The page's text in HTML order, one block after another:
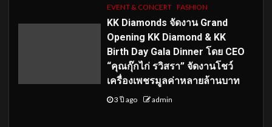
EVENT & CONCERT FASHION
KK Diamonds จัดงาน Grand
Opening KK Diamond & KK
Birth Day Gala Dinner โดย CEO
“คุณกุ๊กไก่ รวิสรา” จัดงานโชว์
เครื่องเพชรมูลค่าหลายล้านบาท
3 ปี ago admin